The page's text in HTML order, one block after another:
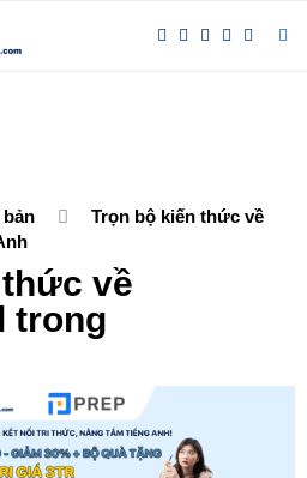
Trọn bộ kiến thức về
về
trong